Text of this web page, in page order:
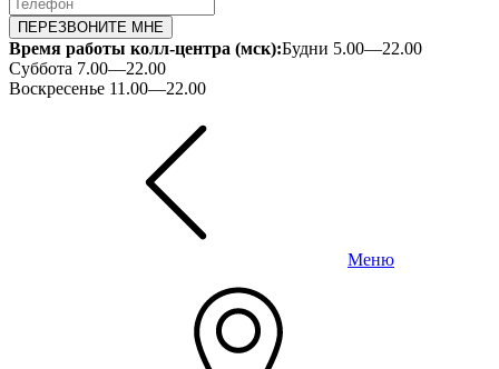
ПЕРЕЗВОНИТЕ МНЕ
Время работы колл-центра (мск):Будни 5.00—22.00
Суббота 7.00—22.00
Воскресенье 11.00—22.00
Меню